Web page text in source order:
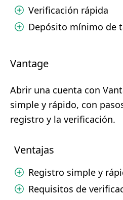
Verificación rápida
Depósito mínimo de
Vantage
Abrir una cuenta con
simple y rápido, con
registro y la verificación.
Ventajas
Registro simple y
Requisitos de